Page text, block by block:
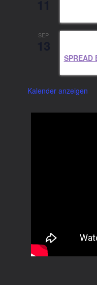
SEP.
SPREAD
Kalender anzeigen